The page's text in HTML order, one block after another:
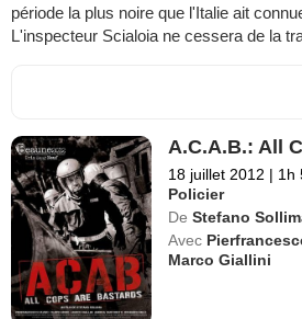
période la plus noire que l'Italie ait
L'inspecteur Scialoia ne cessera de la
A.C.A.B.: All
18 juillet 2012 | 1h
Policier
De Stefano
Avec
Marco Giallini